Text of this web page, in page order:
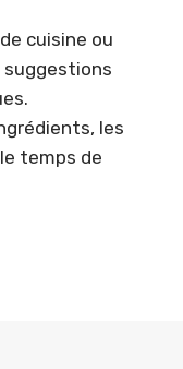
cuisine ou
les
temps de